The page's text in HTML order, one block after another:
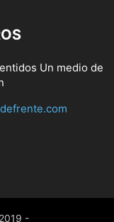
Un medio de
-